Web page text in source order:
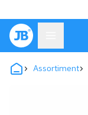
Assortiment